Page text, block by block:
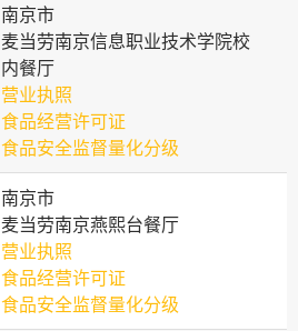
南京市
麦当劳南京信息职业技术学院校
内餐厅
营业执照
食品经营许可证
食品安全监督量化分级
南京市
麦当劳南京燕熙台餐厅
营业执照
食品经营许可证
食品安全监督量化分级